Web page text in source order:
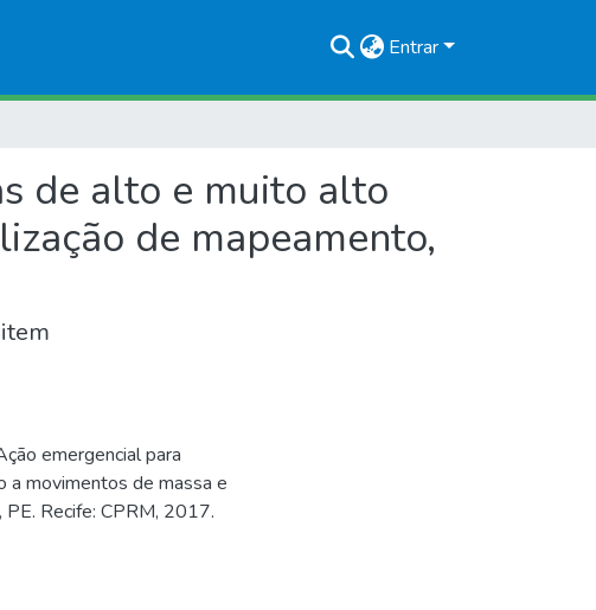
Entrar
de alto e muito alto
de mapeamento,
emergencial para
a movimentos de massa e
Recife: CPRM, 2017.